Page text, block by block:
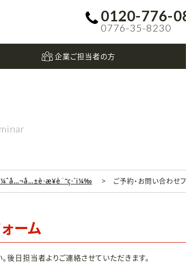
0120-776-
0776-35-8230
企業ご担当者の方
ご予約・お問い合わせ
ーム
後日担当者よりご連絡させていただきます。